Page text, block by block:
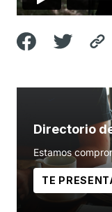
Directorio
Estamos
TE